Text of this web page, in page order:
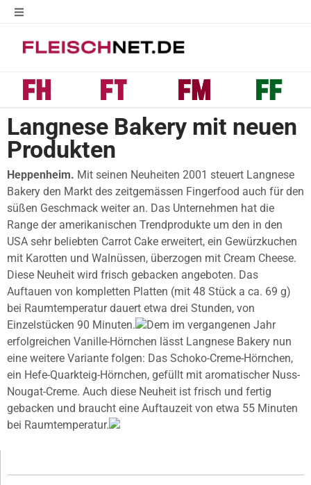
Langnese Bakery mit neuen
Produkten
Heppenheim. Mit seinen Neuheiten 2001 steuert Langnese
Bakery den Markt des zeitgemässen Fingerfood auch für den
süßen Geschmack weiter an. Das Unternehmen hat die
Range der amerikanischen Trendprodukte um den in den
USA sehr beliebten Carrot Cake erweitert, ein Gewürzkuchen
mit Karotten und Walnüssen, überzogen mit Cream Cheese.
Diese Neuheit wird frisch gebacken angeboten. Das
Auftauen von kompletten Platten (mit 48 Stück a ca. 69 g)
bei Raumtemperatur dauert etwa drei Stunden, von
Einzelstücken 90 Minuten.
Dem im vergangenen Jahr
erfolgreichen Vanille-Hörnchen lässt Langnese Bakery nun
eine weitere Variante folgen: Das Schoko-Creme-Hörnchen,
ein Hefe-Quarkteig-Hörnchen, gefüllt mit aromatischer Nuss-
Nougat-Creme. Auch diese Neuheit ist frisch und fertig
gebacken und braucht eine Auftauzeit von etwa 55 Minuten
bei Raumtemperatur.